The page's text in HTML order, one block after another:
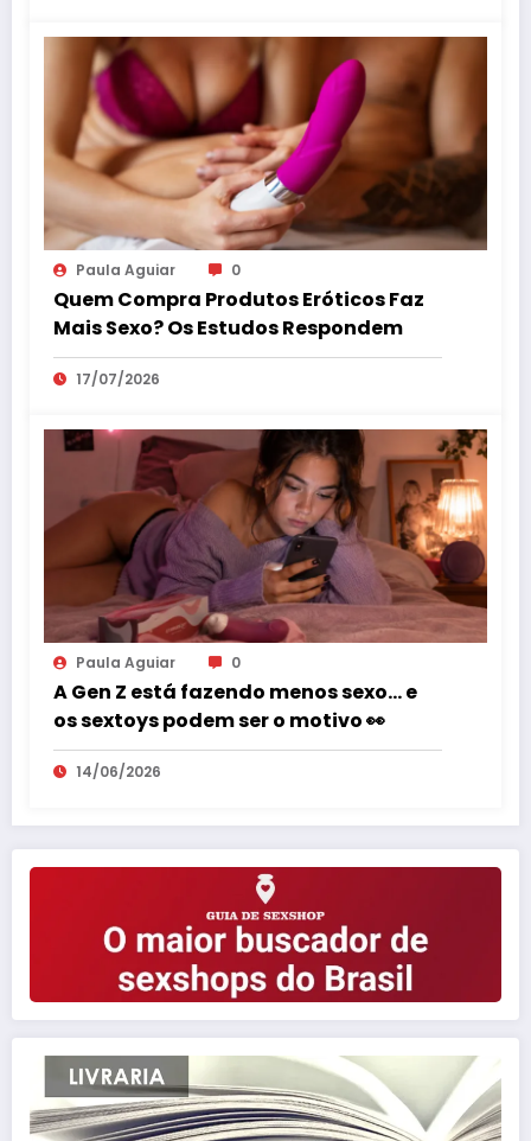
Paula Aguiar 0
Quem Compra Produtos Eróticos Faz
Mais Sexo? Os Estudos Respondem
17/07/2026
Paula Aguiar 0
A Gen Z está fazendo menos sexo… e
os sextoys podem ser o motivo 👀
14/06/2026